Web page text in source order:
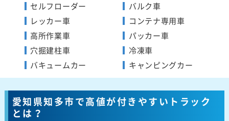
セルフローダー
レッカー車
高所作業車
穴掘建柱車
バキュームカー
バルク車
コンテナ専用車
パッカー車
冷凍車
キャンピングカー
愛知県知多市で高値が付きやすいトラック
とは？